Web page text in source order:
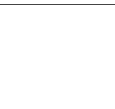
collaborative non violente